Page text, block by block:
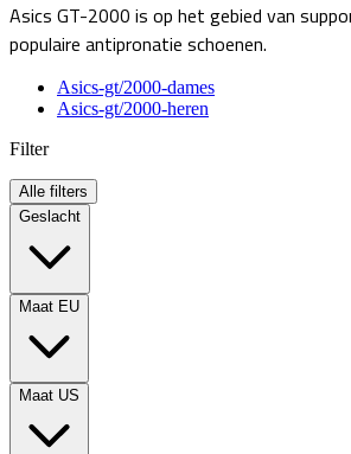
Asics GT-2000 is op het gebied van
populaire antipronatie schoenen.
Asics-gt/2000-dames
Asics-gt/2000-heren
Filter
Alle filters
Geslacht
Maat EU
Maat US